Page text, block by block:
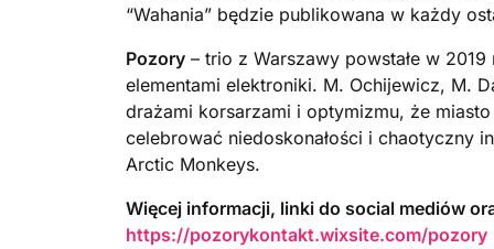
“Wahania” będzie publikowana w każdy
Pozory – trio z Warszawy powstałe w
elementami elektroniki. M. Ochijewicz, M.
drażami korsarzami i optymizmu, że
celebrować niedoskonałości i chaotyczny
Arctic Monkeys.
Więcej informacji, linki do social mediów
https://pozorykontakt.wixsite.com/pozory